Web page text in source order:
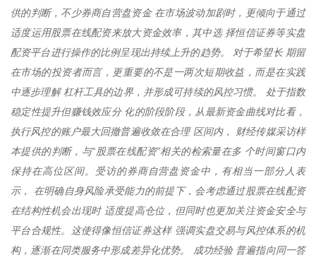
供的判断，不少券商自营盘资金 在市场波动加剧时，更倾向于通过
适度运用股票在线配资来放大资金效率，其中选 择恒信证券等实盘
配资平台进行操作的比例呈现出持续上升的趋势。 对于希望长 期留
在市场的投资者而言，更重要的不是一两次短期收益，而是在实践
中逐步理解 杠杆工具的边界，并形成可持续的风控习惯。 处于指数
稳定性提升但赚钱效应分 化的阶段阶段，从最新资金曲线对比看，
执行风控的账户最大回撤普遍收敛在合理 区间内， 财经传媒采访样
本提供的判断，与“股票在线配资”相关的检索量在多 个时间窗口内
保持在高位区间。受访的券商自营盘资金中，有相当一部分人表
示， 在明确自身风险承受能力的前提下，会考虑通过股票在线配资
在结构性机会出现时 适度提高仓位，但同时也更加关注资金安全与
平台合规性。这使得像恒信证券这样 强调实盘交易与风控体系的机
构，逐渐在同类服务中形成差异化优势。 成功经验 普遍指向同一答